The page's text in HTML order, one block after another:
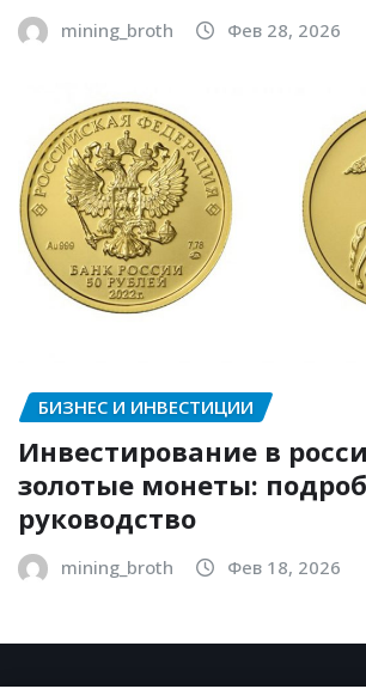
mining_broth Фев 28, 2026
БИЗНЕС И ИНВЕСТИЦИИ
Инвестирование в
золотые монеты:
руководство
mining_broth Фев 18, 2026